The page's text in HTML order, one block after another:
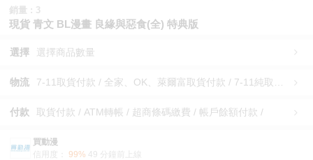
銷量 : 3
現貨 青文 BL漫畫 良緣與惡食(全) 特典版
選擇 選擇商品數量
物流
付款 取貨付款 / ATM轉帳 / 超商條碼繳費 / 帳戶餘額付款 /
買動漫
信用度：
99% 49 分鐘前上線